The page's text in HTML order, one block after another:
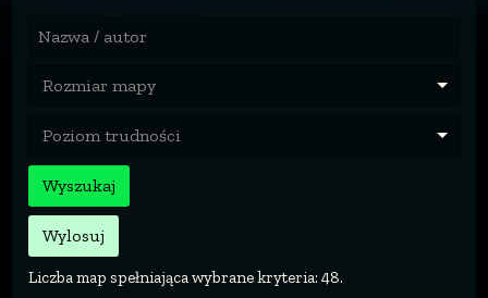
Nazwa / autor
Rozmiar mapy
Poziom trudności
Wyszukaj
Wylosuj
Liczba map spełniająca wybrane kryteria: 48.